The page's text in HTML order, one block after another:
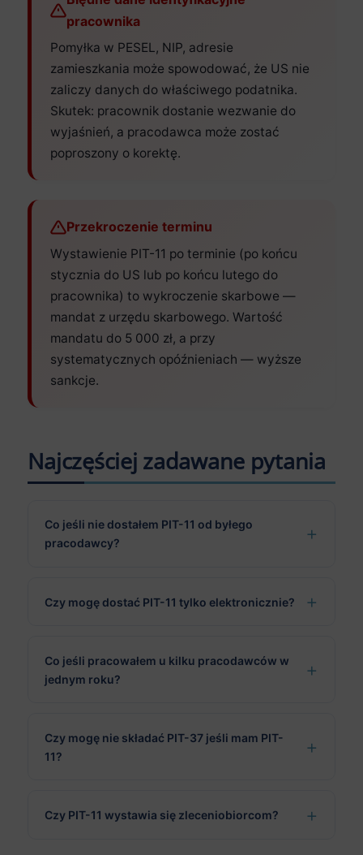
pracownika
Pomyłka w PESEL, NIP, adresie
zamieszkania może spowodować, że US nie
zaliczy danych do właściwego podatnika.
Skutek: pracownik dostanie wezwanie do
wyjaśnień, a pracodawca może zostać
poproszony o korektę.
Przekroczenie terminu
Wystawienie PIT-11 po terminie (po końcu
stycznia do US lub po końcu lutego do
pracownika) to wykroczenie skarbowe —
mandat z urzędu skarbowego. Wartość
mandatu do 5 000 zł, a przy
systematycznych opóźnieniach — wyższe
sankcje.
Najczęściej zadawane pytania
Co jeśli nie dostałem PIT-11 od byłego
pracodawcy?
Czy mogę dostać PIT-11 tylko elektronicznie?
Co jeśli pracowałem u kilku pracodawców w
jednym roku?
Czy mogę nie składać PIT-37 jeśli mam PIT-
11?
Czy PIT-11 wystawia się zleceniobiorcom?